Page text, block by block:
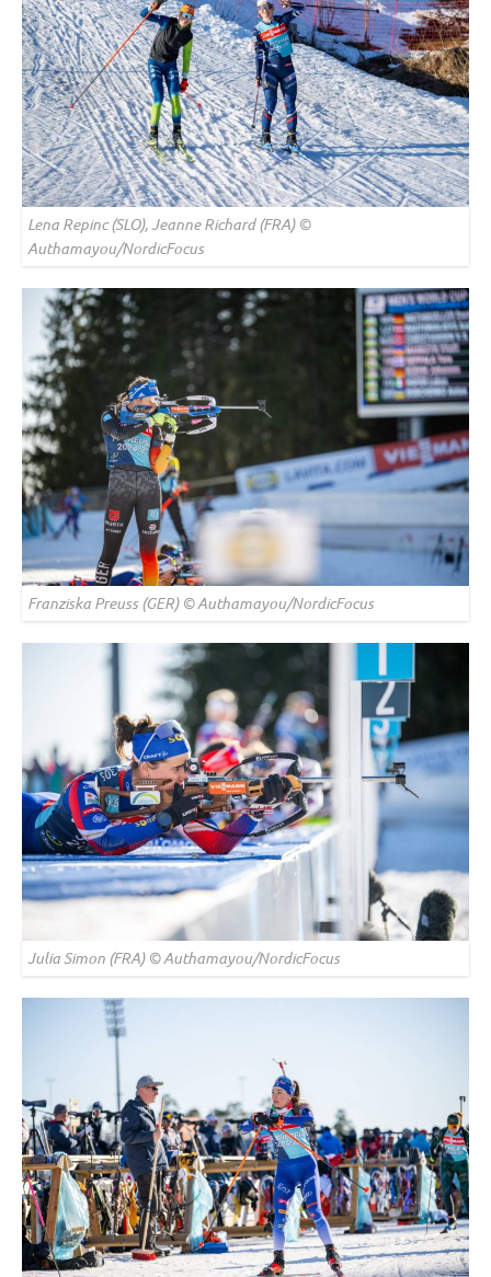
Lena Repinc (SLO), Jeanne Richard (FRA) ©
Authamayou/NordicFocus
Franziska Preuss (GER) © Authamayou/NordicFocus
Julia Simon (FRA) © Authamayou/NordicFocus